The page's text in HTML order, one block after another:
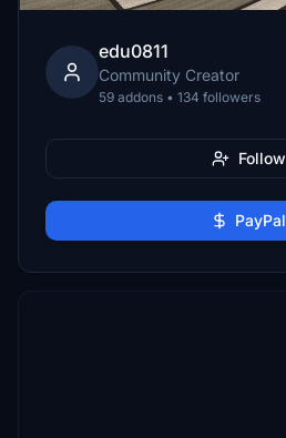
edu0811
Community Creator
59 addons • 134 followers
Follow
PayPal